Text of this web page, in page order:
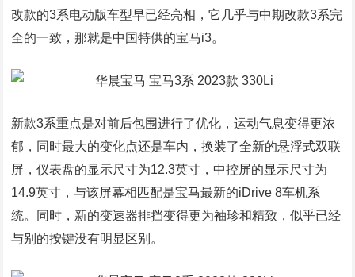
改款的3系电动版车型早已经亮相，它几乎与中期改款3系完
全的一致，那就是中国特供的宝马i3。
新款3系重点是对前后包围进行了优化，运动气息变得更浓
郁，同时最大的变化点还是车内，换装了全新的悬浮式双联
屏，仪表盘的显示尺寸为12.3英寸，中控屏的显示尺寸为
14.9英寸，与该屏幕相匹配是宝马最新的iDrive 8车机系
统。同时，新的变速器排挡变得更为袖珍和精致，似乎已经
与别的按键没有明显区别。